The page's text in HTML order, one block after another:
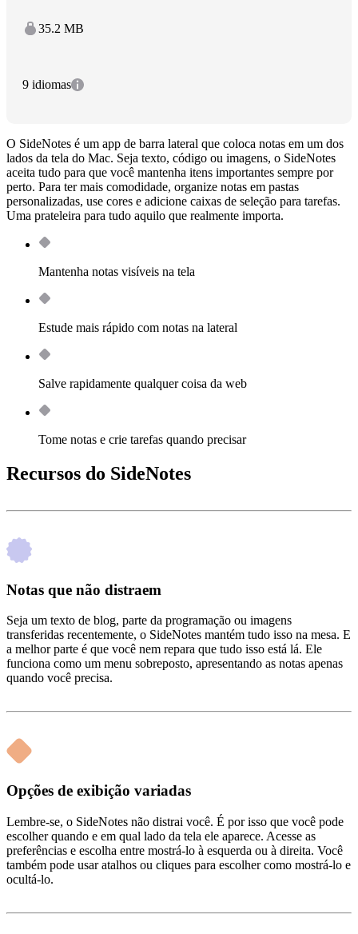
35.2 MB
9 idiomas
O SideNotes é um app de barra lateral que coloca notas em um dos
lados da tela do Mac. Seja texto, código ou imagens, o SideNotes
aceita tudo para que você mantenha itens importantes sempre por
perto. Para ter mais comodidade, organize notas em pastas
personalizadas, use cores e adicione caixas de seleção para tarefas.
Uma prateleira para tudo aquilo que realmente importa.
Mantenha notas visíveis na tela
Estude mais rápido com notas na lateral
Salve rapidamente qualquer coisa da web
Tome notas e crie tarefas quando precisar
Recursos do SideNotes
Notas que não distraem
Seja um texto de blog, parte da programação ou imagens
transferidas recentemente, o SideNotes mantém tudo isso na mesa. E
a melhor parte é que você nem repara que tudo isso está lá. Ele
funciona como um menu sobreposto, apresentando as notas apenas
quando você precisa.
Opções de exibição variadas
Lembre‑se, o SideNotes não distrai você. É por isso que você pode
escolher quando e em qual lado da tela ele aparece. Acesse as
preferências e escolha entre mostrá‑lo à esquerda ou à direita. Você
também pode usar atalhos ou cliques para escolher como mostrá‑lo e
ocultá‑lo.